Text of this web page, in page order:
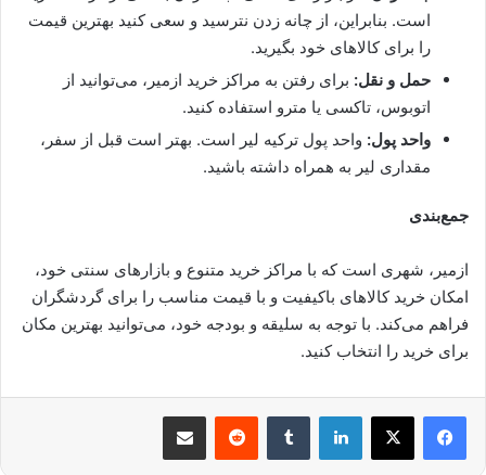
است. بنابراین، از چانه زدن نترسید و سعی کنید بهترین قیمت
را برای کالاهای خود بگیرید.
حمل و نقل: برای رفتن به مراکز خرید ازمیر، می‌توانید از
اتوبوس، تاکسی یا مترو استفاده کنید.
واحد پول: واحد پول ترکیه لیر است. بهتر است قبل از سفر،
مقداری لیر به همراه داشته باشید.
جمع‌بندی
ازمیر، شهری است که با مراکز خرید متنوع و بازارهای سنتی خود،
امکان خرید کالاهای باکیفیت و با قیمت مناسب را برای گردشگران
فراهم می‌کند. با توجه به سلیقه و بودجه خود، می‌توانید بهترین مکان
برای خرید را انتخاب کنید.
لینکدین ‫تامبلر ‫رددیت اشتراک گذاری از طریق ایمیل